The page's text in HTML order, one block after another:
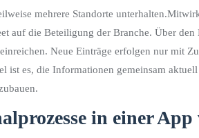
mehrere Standorte
auf die Beteiligung der Branche. Über
Neue Einträge erfolgen nur mit
ist es, die Informationen gemeinsam
in einer App